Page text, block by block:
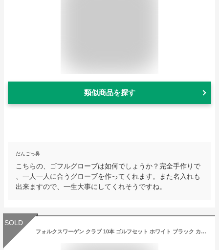
類似商品を探す
だんごっ鼻
こちらの、ゴフルグローブは如何でしょうか？完全手作りで
、一人一人に合うグローブを作ってくれます。また名入れも
出来ますので、一生大事にしてくれそうですね。
SOLD
フォルクスワーゲン クラブ 10本 ゴルフセット ホワイト ブラック カーボン R カーボン S スチール S ロゴ おしゃれ